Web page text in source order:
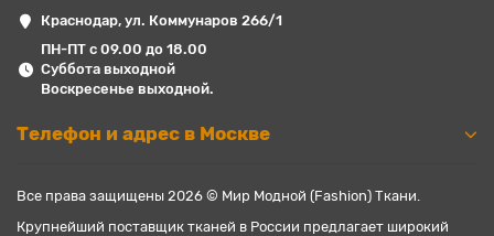
Краснодар, ул. Коммунаров 266/1
ПН-ПТ с 09.00 до 18.00
Суббота выходной
Воскресенье выходной.
Телефон и адрес в Москве
Все права защищены 2026 © Мир Модной (Fashion) Ткани.
Крупнейший поставщик тканей в России предлагает широкий